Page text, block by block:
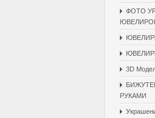
ФОТО
3D
РУКАМИ